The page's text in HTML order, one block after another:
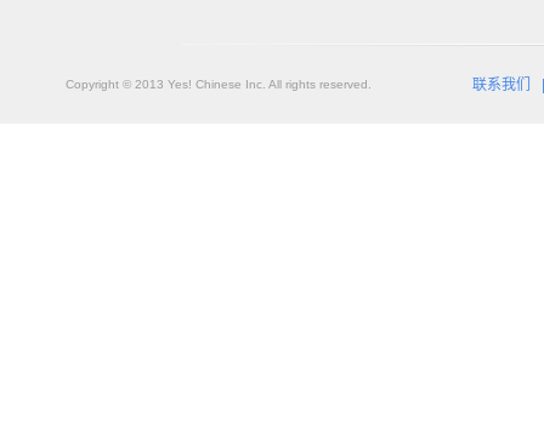
Copyright © 2013 Yes! Chinese Inc. All rights reserved. 联系我们